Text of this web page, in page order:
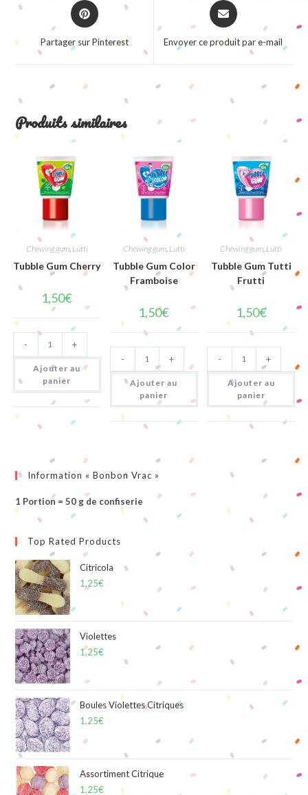
Opens
in
new
Partager sur Pinterest
Opens
in
new
Envoyer ce produit par e-mail
Produits similaires
Chewing gum, Lutti
Tubble Gum Cherry
1,50€
quantité
de
Tubble
Gum
Cherry
- +
Ajouter au
panier
Chewing gum, Lutti
Tubble Gum Color
Framboise
1,50€
quantité
de
Tubble
Gum
Color
Framboise
- +
Ajouter au
panier
Chewing gum Lutti
Tubble Gum Tutti
Frutti
1,50€
quantité
de
Tubble
Gum
Tutti
Frutti
- +
Ajouter au
panier
Information « Bonbon Vrac »
1 Portion = 50 g de confiserie
Top Rated Products
Citricola
1,25€
Violettes
1,25€
Boules Violettes Citriques
1,25€
Assortiment Citrique
1,25€